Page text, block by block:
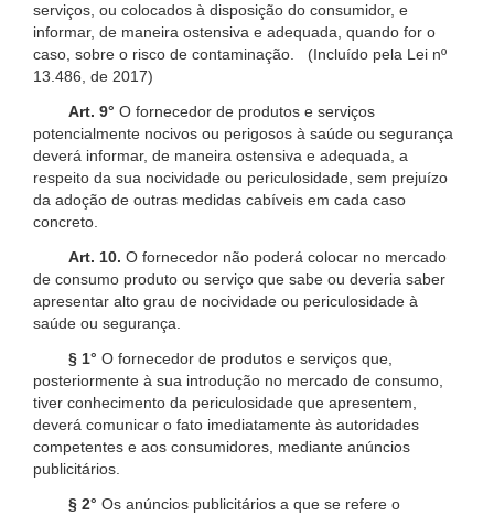
serviços, ou colocados à disposição do consumidor, e
informar, de maneira ostensiva e adequada, quando for o
caso, sobre o risco de contaminação. (Incluído pela Lei nº
13.486, de 2017)
Art. 9° O fornecedor de produtos e serviços
potencialmente nocivos ou perigosos à saúde ou segurança
deverá informar, de maneira ostensiva e adequada, a
respeito da sua nocividade ou periculosidade, sem prejuízo
da adoção de outras medidas cabíveis em cada caso
concreto.
Art. 10. O fornecedor não poderá colocar no mercado
de consumo produto ou serviço que sabe ou deveria saber
apresentar alto grau de nocividade ou periculosidade à
saúde ou segurança.
§ 1° O fornecedor de produtos e serviços que,
posteriormente à sua introdução no mercado de consumo,
tiver conhecimento da periculosidade que apresentem,
deverá comunicar o fato imediatamente às autoridades
competentes e aos consumidores, mediante anúncios
publicitários.
§ 2° Os anúncios publicitários a que se refere o